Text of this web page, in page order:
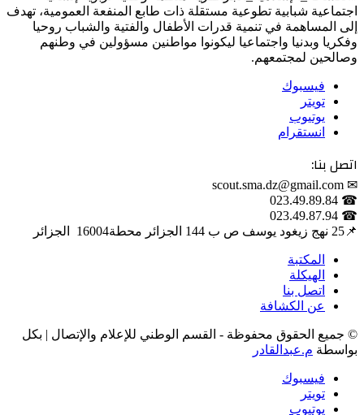
اجتماعية شبابية تطوعية مستقلة ذات طابع المنفعة العمومية، تهدف
إلى المساهمة في تنمية قدرات الأطفال والفتية والشباب روحيا
وفكريا وبدنيا واجتماعيا ليكونوا مواطنين مسؤولين في وطنهم
وصالحين لمجتمعهم.
فيسبوك
تويتر
يوتيوب
انستقرام
اتصل بنا:
✉ scout.sma.dz@gmail.com
☎ 023.49.89.84
☎ 023.49.87.94
📌‎25 نهج زيغود يوسف ص ب 144 الجزائر محطة‎ 16004 الجزائر
المكتبة
الهيكلة
اتصل بنا
عن الكشافة
© جميع الحقوق محفوظة - القسم الوطني للإعلام والإتصال | بكل
بواسطة م.عبدالقادر
فيسبوك
تويتر
يوتيوب